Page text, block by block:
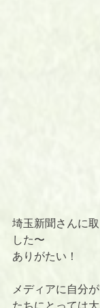
埼玉新聞さんに
した〜
ありがたい！
メディアに自分